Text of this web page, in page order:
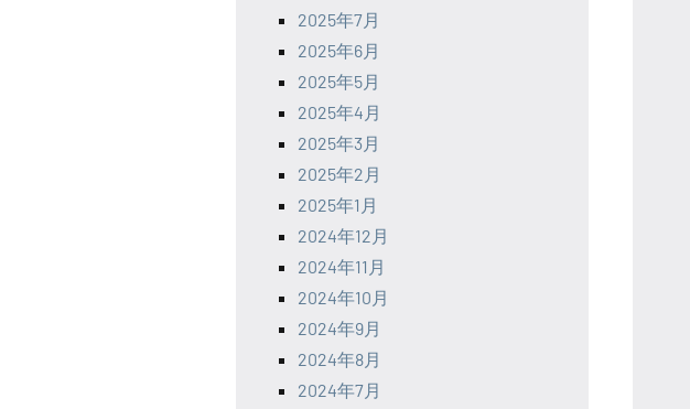
2025年7月
2025年6月
2025年5月
2025年4月
2025年3月
2025年2月
2025年1月
2024年12月
2024年11月
2024年10月
2024年9月
2024年8月
2024年7月